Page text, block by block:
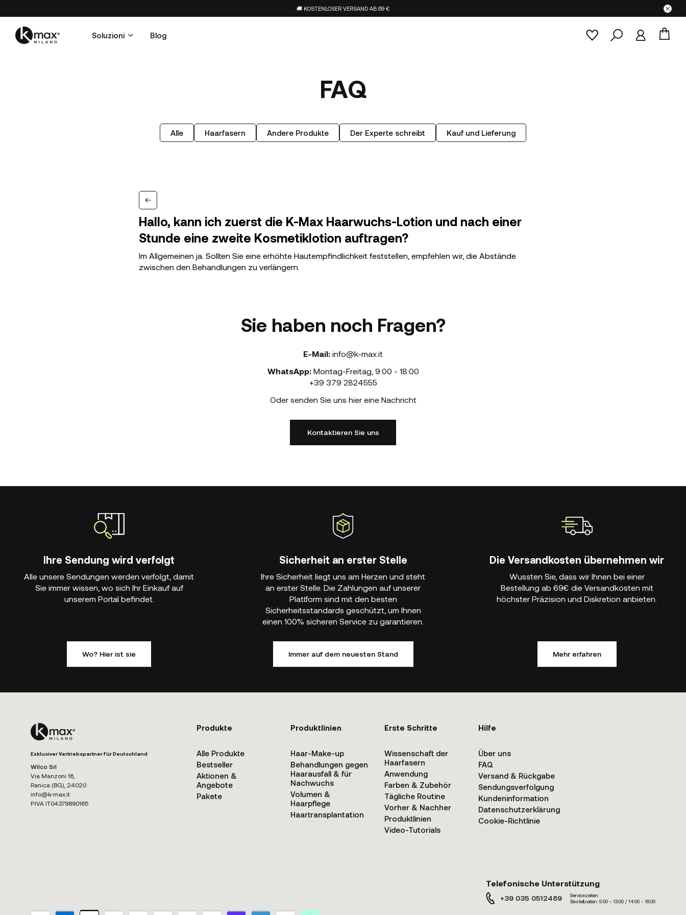
🚚 KOSTENLOSER VERSAND AB 69 €
Soluzioni Blog
FAQ
Alle Haarfasern Andere Produkte Der Experte schreibt Kauf und Lieferung
Hallo, kann ich zuerst die K-Max Haarwuchs-Lotion und nach einer
Stunde eine zweite Kosmetiklotion auftragen?
Im Allgemeinen ja. Sollten Sie eine erhöhte Hautempfindlichkeit feststellen, empfehlen wir, die Abstände
zwischen den Behandlungen zu verlängern.
Sie haben noch Fragen?
E-Mail: info@k-max.it
WhatsApp: Montag-Freitag 9:00 - 18:00
+39 379 2824555
Oder senden Sie uns hier eine Nachricht
Kontaktieren Sie uns
Ihre Sendung wird verfolgt
Alle unsere Sendungen werden verfolgt, damit
Sie immer wissen, wo sich Ihr Einkauf auf
unserem Portal befindet.
Wo? Hier ist sie
Sicherheit an erster Stelle
Ihre Sicherheit liegt uns am Herzen und steht
an erster Stelle. Die Zahlungen auf unserer
Plattform sind mit den besten
Sicherheitsstandards geschützt, um Ihnen
einen 100% sicheren Service zu garantieren.
Immer auf dem neuesten Stand
Die Versandkosten übernehmen wir
Wussten Sie, dass wir Ihnen bei einer
Bestellung ab 69€ die Versandkosten mit
höchster Präzision und Diskretion anbieten.
Mehr erfahren
Exklusiver Vertriebspartner für Deutschland
Wilco Srl
Via Manzoni 16,
Ranica (BG), 24020
info@k-max.it
P.IVA IT04379890165
Produkte
Alle Produkte
Bestseller
Aktionen &
Angebote
Pakete
Produktlinien
Haar-Make-up
Behandlungen gegen
Haarausfall & für
Nachwuchs
Volumen &
Haarpflege
Haartransplantation
Erste Schritte
Wissenschaft der
Haarfasern
Anwendung
Farben & Zubehör
Tägliche Routine
Vorher & Nachher
Produktlinien
Video-Tutorials
Hilfe
Über uns
FAQ
Versand & Rückgabe
Sendungsverfolgung
Kundeninformation
Datenschutzerklärung
Cookie-Richtlinie
Telefonische Unterstützung
+39 035 0512489
Servicezeiten:
Bestellzeiten: 9:00 - 13:00 / 14:00 - 18:00